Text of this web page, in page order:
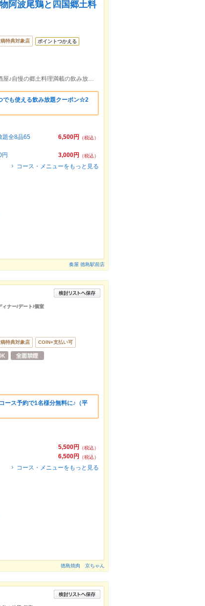
阿波尾鶏と四国郷土料
特典対象店 ポイントつかえる
ＪＲ徳島駅より徒歩3分！大人の隠れ家個室居酒屋♪自慢の郷土料理満載の飲み放題付きコース3,000円～♪
でも使える飲み放題クーポン☆2
6,500円
（税込）
題全8品65
3,000円
（税込）
コース・メニューをもっと見る
奏屋 徳島駅前店
ィナー/デート/個室
特典対象店 COIN+支払い可
ース予約で1名様分無料に♪（平
5,500円
（税込）
6,500円
（税込）
コース・メニューをもっと見る
徳島焼肉 京ちゃん